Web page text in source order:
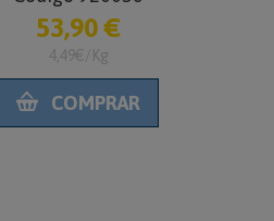
53,90 €
4,49€/Kg
COMPRAR